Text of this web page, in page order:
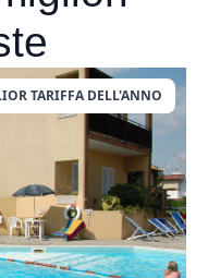
TARIFFA DELL'ANNO